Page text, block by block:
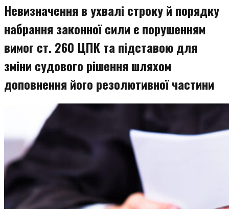
Невизначення в ухвалі строку й порядку
набрання законної сили є порушенням
вимог ст. 260 ЦПК та підставою для
зміни судового рішення шляхом
доповнення його резолютивної частини